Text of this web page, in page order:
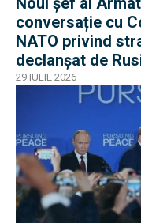
conversație cu
NATO privind
declanșat de
29 IULIE 2026